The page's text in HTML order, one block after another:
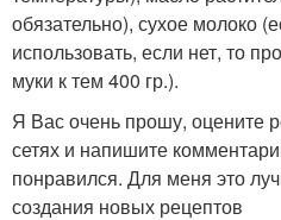
обязательно), сухое молоко
использовать, если нет, то
муки к тем 400 гр.).
Я Вас очень прошу, оцените
сетях и напишите
понравился. Для меня это
создания новых рецептов